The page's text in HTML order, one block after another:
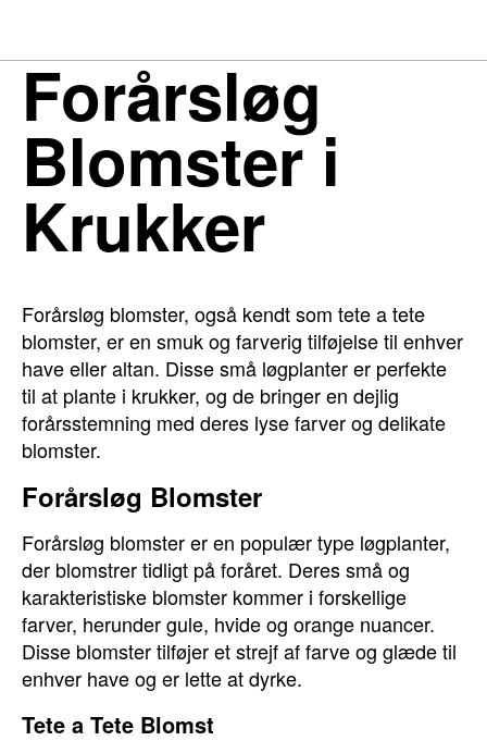
Forårsløg
Blomster i
Krukker
Forårsløg blomster, også kendt som tete a tete
blomster, er en smuk og farverig tilføjelse til enhver
have eller altan. Disse små løgplanter er perfekte
til at plante i krukker, og de bringer en dejlig
forårsstemning med deres lyse farver og delikate
blomster.
Forårsløg Blomster
Forårsløg blomster er en populær type løgplanter,
der blomstrer tidligt på foråret. Deres små og
karakteristiske blomster kommer i forskellige
farver, herunder gule, hvide og orange nuancer.
Disse blomster tilføjer et strejf af farve og glæde til
enhver have og er lette at dyrke.
Tete a Tete Blomst